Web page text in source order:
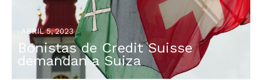
Bonistas de Credit Suisse
demandan a Suiza
ABRIL 5, 2023
Litigación